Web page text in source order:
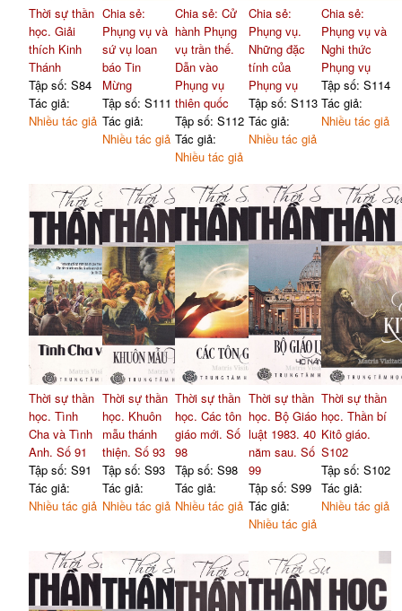
Thời sự thần
học. Giải
thích Kinh
Thánh
Tập số: S84
Tác giả:
Nhiều tác giả
Chia sẻ:
Phụng vụ và
sứ vụ loan
báo Tin
Mừng
Tập số: S111
Tác giả:
Nhiều tác giả
Chia sẻ: Cử
hành Phụng
vụ trần thế.
Dẫn vào
Phụng vụ
thiên quốc
Tập số: S112
Tác giả:
Nhiều tác giả
Chia sẻ:
Phụng vụ.
Những đặc
tính của
Phụng vụ
Tập số: S113
Tác giả:
Nhiều tác giả
Chia sẻ:
Phụng vụ và
Nghi thức
Phụng vụ
Tập số: S114
Tác giả:
Nhiều tác giả
Thời sự thần
học. Tình
Cha và Tình
Anh. Số 91
Tập số: S91
Tác giả:
Nhiều tác giả
Thời sự thần
học. Khuôn
mẫu thánh
thiện. Số 93
Tập số: S93
Tác giả:
Nhiều tác giả
Thời sự thần
học. Các tôn
giáo mới. Số
98
Tập số: S98
Tác giả:
Nhiều tác giả
Thời sự thần
học. Bộ Giáo
luật 1983. 40
năm sau. Số
99
Tập số: S99
Tác giả:
Nhiều tác giả
Thời sự thần
học. Thần bí
Kitô giáo.
S102
Tập số: S102
Tác giả:
Nhiều tác giả